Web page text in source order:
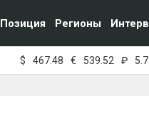
Позиция Регионы
$ 467.48 € 539.52 ₽